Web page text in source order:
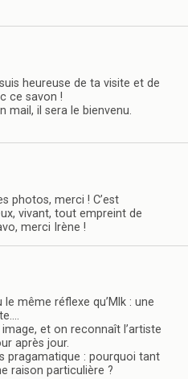
heureuse de ta visite et de
ce savon !
mail, il sera le bienvenu.
photos, merci ! C’est
vivant, tout empreint de
merci Irène !
le même réflexe qu’Mlk : une
et on reconnaît l’artiste
après jour.
pragamatique : pourquoi tant
raison particulière ?